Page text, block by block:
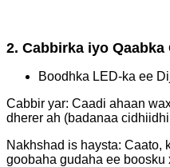
2. Cabbirka iyo Qaabka
Boodhka LED-ka ee
Cabbir yar: Caadi ahaan
dherer ah (badanaa
Nakhshad is haysta: Caato,
goobaha gudaha ee boosku